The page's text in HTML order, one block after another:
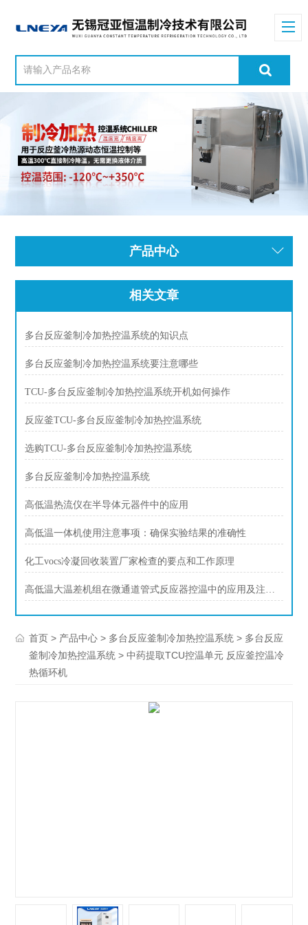
产品中心
相关文章
多台反应釜制冷加热控温系统的知识点
多台反应釜制冷加热控温系统要注意哪些
TCU-多台反应釜制冷加热控温系统开机如何操作
反应釜TCU-多台反应釜制冷加热控温系统
选购TCU-多台反应釜制冷加热控温系统
多台反应釜制冷加热控温系统
高低温热流仪在半导体元器件中的应用
高低温一体机使用注意事项：确保实验结果的准确性
化工vocs冷凝回收装置厂家检查的要点和工作原理
高低温大温差机组在微通道管式反应器控温中的应用及注意事项
首页 > 产品中心 > 多台反应釜制冷加热控温系统 > 多台反应
釜制冷加热控温系统 > 中药提取TCU控温单元 反应釜控温冷
热循环机